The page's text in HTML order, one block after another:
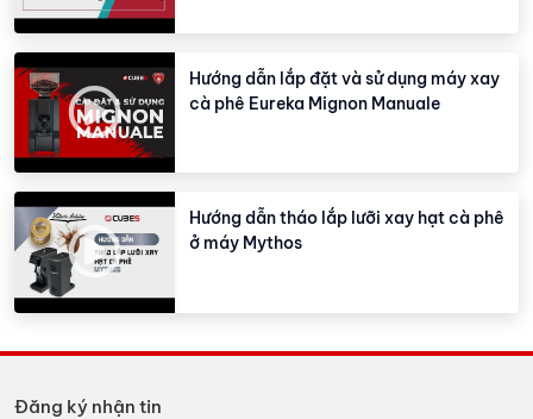
Hướng dẫn lắp đặt và sử dụng máy xay
cà phê Eureka Mignon Manuale
Hướng dẫn tháo lắp lưỡi xay hạt cà phê
ở máy Mythos
Đăng ký nhận tin